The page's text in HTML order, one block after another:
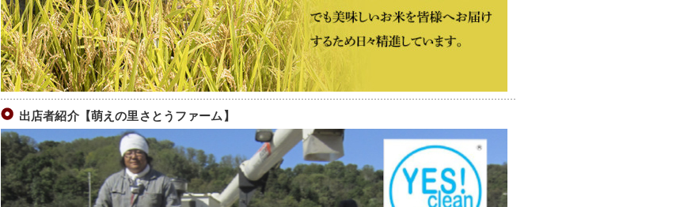
出店者紹介【萌えの里さとうファーム】